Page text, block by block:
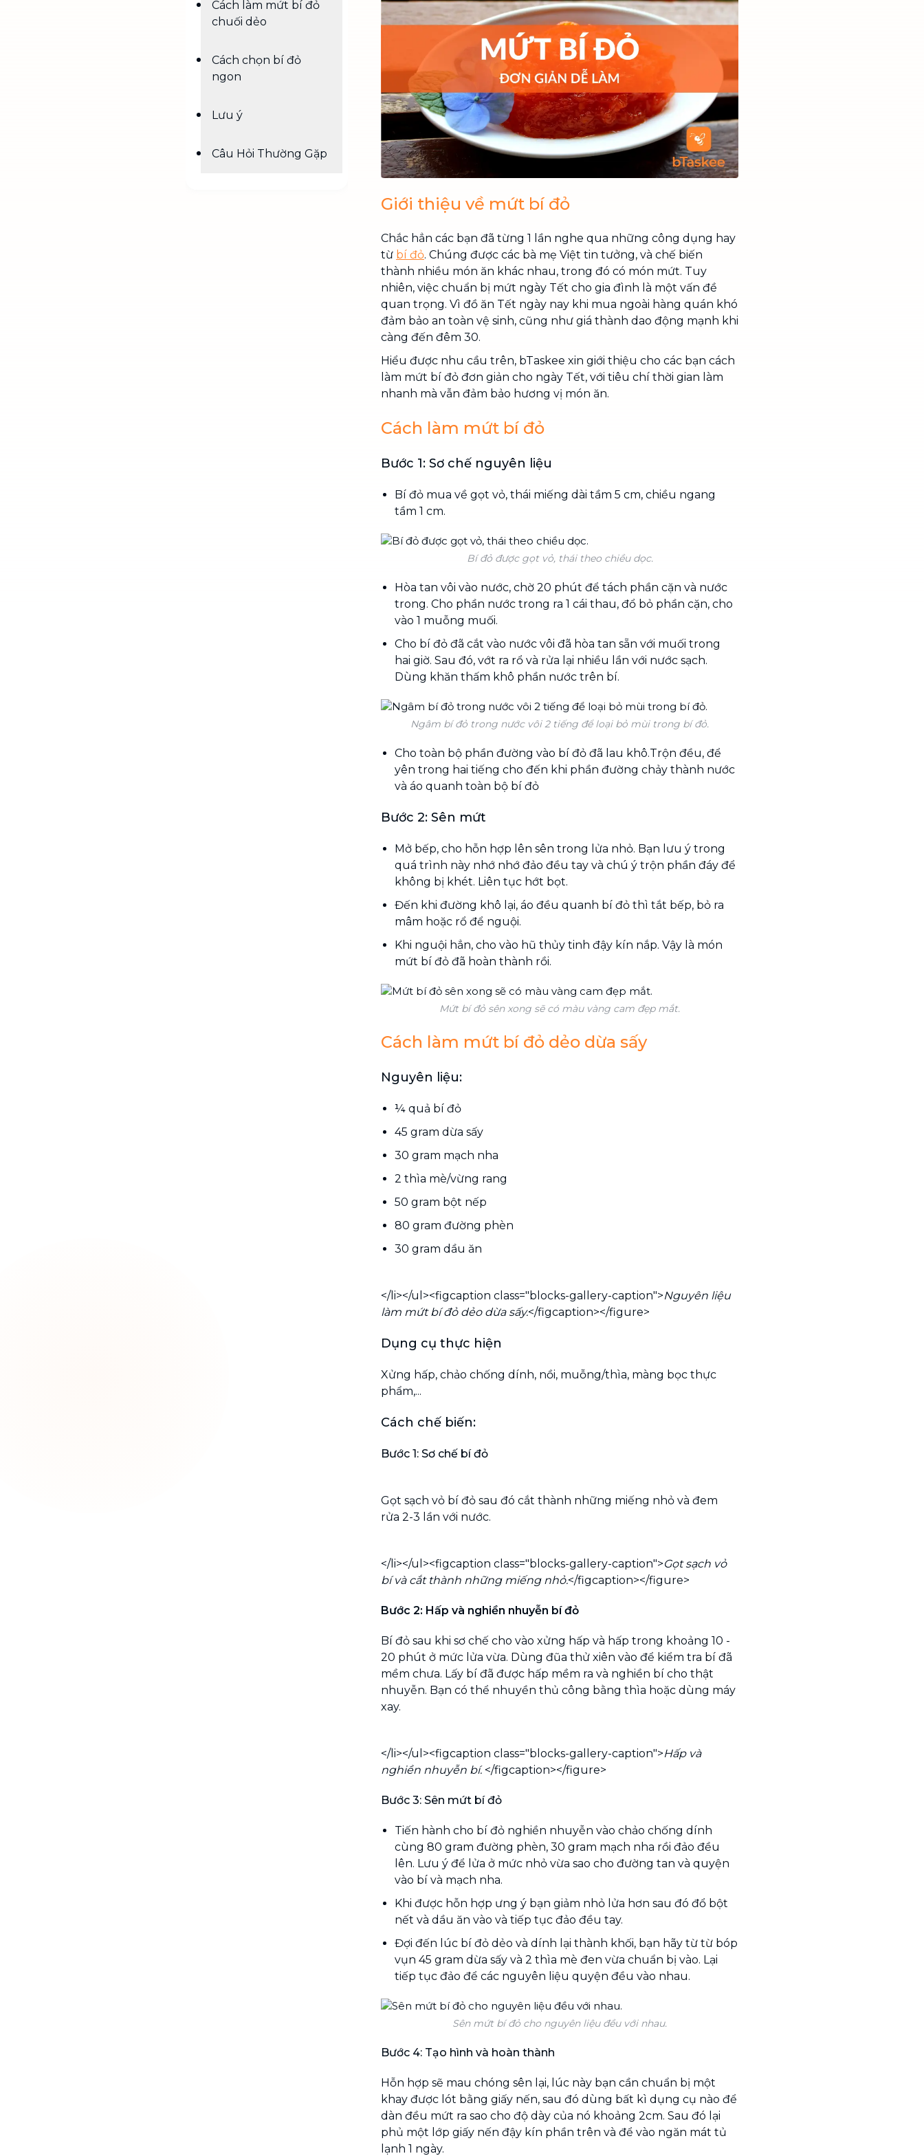
Chuyển nhà trọn gói, không lo dọn
dẹp nơi đi nơi đến
Vệ sinh công nghiệp NEW
Vệ sinh chuyên nghiệp cho văn
phòng, nhà xưởng, công trình lớn
Cách làm mứt bí đỏ
chuối dẻo
Cách chọn bí đỏ
ngon
Lưu ý
Câu Hỏi Thường Gặp
Giới thiệu về mứt bí đỏ
Chắc hẳn các bạn đã từng 1 lần nghe qua những công dụng hay
từ bí đỏ. Chúng được các bà mẹ Việt tin tưởng, và chế biến
thành nhiều món ăn khác nhau, trong đó có món mứt. Tuy
nhiên, việc chuẩn bị mứt ngày Tết cho gia đình là một vấn đề
quan trọng. Vì đồ ăn Tết ngày nay khi mua ngoài hàng quán khó
đảm bảo an toàn vệ sinh, cũng như giá thành dao động mạnh khi
càng đến đêm 30.
Hiểu được nhu cầu trên, bTaskee xin giới thiệu cho các bạn cách
làm mứt bí đỏ đơn giản cho ngày Tết, với tiêu chí thời gian làm
nhanh mà vẫn đảm bảo hương vị món ăn.
Cách làm mứt bí đỏ
Bước 1: Sơ chế nguyên liệu
Bí đỏ mua về gọt vỏ, thái miếng dài tầm 5 cm, chiều ngang
tầm 1 cm.
Bí đỏ được gọt vỏ, thái theo chiều dọc.
Hòa tan vôi vào nước, chờ 20 phút để tách phần cặn và nước
trong. Cho phần nước trong ra 1 cái thau, đổ bỏ phần cặn, cho
vào 1 muỗng muối.
Cho bí đỏ đã cắt vào nước vôi đã hòa tan sẵn với muối trong
hai giờ. Sau đó, vớt ra rổ và rửa lại nhiều lần với nước sạch.
Dùng khăn thấm khô phần nước trên bí.
Ngâm bí đỏ trong nước vôi 2 tiếng để loại bỏ mùi trong bí đỏ.
Cho toàn bộ phần đường vào bí đỏ đã lau khô.Trộn đều, để
yên trong hai tiếng cho đến khi phần đường chảy thành nước
và áo quanh toàn bộ bí đỏ
Bước 2: Sên mứt
Mở bếp, cho hỗn hợp lên sên trong lửa nhỏ. Bạn lưu ý trong
quá trình này nhớ nhớ đảo đều tay và chú ý trộn phần đáy để
không bị khét. Liên tục hớt bọt.
Đến khi đường khô lại, áo đều quanh bí đỏ thì tắt bếp, bỏ ra
mâm hoặc rổ để nguội.
Khi nguội hẳn, cho vào hũ thủy tinh đậy kín nắp. Vậy là món
mứt bí đỏ đã hoàn thành rồi.
Mứt bí đỏ sên xong sẽ có màu vàng cam đẹp mắt.
Cách làm mứt bí đỏ dẻo dừa sấy
Nguyên liệu:
¼ quả bí đỏ
45 gram dừa sấy
30 gram mạch nha
2 thìa mè/vừng rang
50 gram bột nếp
80 gram đường phèn
30 gram dầu ăn
</li></ul><figcaption class="blocks-gallery-caption">Nguyên liệu
làm mứt bí đỏ dẻo dừa sấy.</figcaption></figure>
Dụng cụ thực hiện
Xửng hấp, chảo chống dính, nồi, muỗng/thìa, màng bọc thực
phẩm,...
Cách chế biến:
Bước 1: Sơ chế bí đỏ
Gọt sạch vỏ bí đỏ sau đó cắt thành những miếng nhỏ và đem
rửa 2-3 lần với nước.
</li></ul><figcaption class="blocks-gallery-caption">Gọt sạch vỏ
bí và cắt thành những miếng nhỏ.</figcaption></figure>
Bước 2: Hấp và nghiền nhuyễn bí đỏ
Bí đỏ sau khi sơ chế cho vào xửng hấp và hấp trong khoảng 10 -
20 phút ở mức lửa vừa. Dùng đũa thử xiên vào để kiểm tra bí đã
mềm chưa. Lấy bí đã được hấp mềm ra và nghiền bí cho thật
nhuyễn. Bạn có thể nhuyền thủ công bằng thìa hoặc dùng máy
xay.
</li></ul><figcaption class="blocks-gallery-caption">Hấp và
nghiền nhuyễn bí. </figcaption></figure>
Bước 3: Sên mứt bí đỏ
Tiến hành cho bí đỏ nghiền nhuyễn vào chảo chống dính
cùng 80 gram đường phèn, 30 gram mạch nha rồi đảo đều
lên. Lưu ý để lửa ở mức nhỏ vừa sao cho đường tan và quyện
vào bí và mạch nha.
Khi được hỗn hợp ưng ý bạn giảm nhỏ lửa hơn sau đó đổ bột
nết và dầu ăn vào và tiếp tục đảo đều tay.
Đợi đến lúc bí đỏ dẻo và dính lại thành khối, bạn hãy từ từ bóp
vụn 45 gram dừa sấy và 2 thìa mè đen vừa chuẩn bị vào. Lại
tiếp tục đảo để các nguyên liệu quyện đều vào nhau.
Sên mứt bí đỏ cho nguyên liệu đều với nhau.
Bước 4: Tạo hình và hoàn thành
Hỗn hợp sẽ mau chóng sên lại, lúc này bạn cần chuẩn bị một
khay được lót bằng giấy nến, sau đó dùng bất kì dụng cụ nào để
dàn đều mứt ra sao cho độ dày của nó khoảng 2cm. Sau đó lại
phủ một lớp giấy nến đậy kín phần trên và để vào ngăn mát tủ
lạnh 1 ngày.